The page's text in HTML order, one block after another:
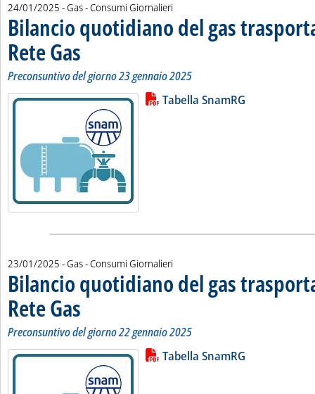
24/01/2025 - Gas - Consumi Giornalieri
Bilancio quotidiano del gas
Rete Gas . Sottotitolo: Preconsuntivo del giorno 23 gennaio 2025
. Pubblicata venerdì 24 gennaio 2025 alle 12.23.
Preconsuntivo del giorno 23 gennaio 2025
Leggi tutta la notizia: 'Bilancio
Lista allegati PDF alla notiziaTabella SnamRG
23/01/2025 - Gas - Consumi Giornalieri
Bilancio quotidiano del gas
Rete Gas . Sottotitolo: Preconsuntivo del giorno 22 gennaio 2025
. Pubblicata giovedì 23 gennaio 2025 alle 11.15.
Preconsuntivo del giorno 22 gennaio 2025
Leggi tutta la notizia: 'Bilancio
Lista allegati PDF alla notiziaTabella SnamRG